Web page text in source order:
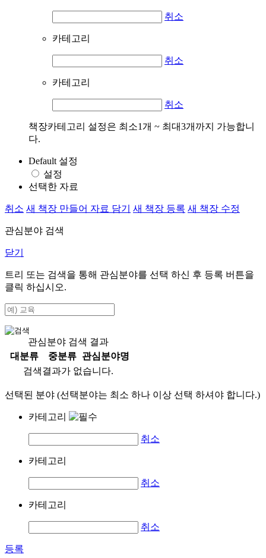
취소
카테고리
취소
카테고리
취소
책장카테고리 설정은 최소1개 ~ 최대3개까지 가능합니
다.
Default 설정
설정
선택한 자료
취소 새 책장 만들어 자료 담기 새 책장 등록 새 책장 수정
관심분야 검색
닫기
트리 또는 검색을 통해 관심분야를 선택 하신 후 등록 버튼을
클릭 하십시오.
관심분야 검색 결과
대분류
중분류
관심분야명
검색결과가 없습니다.
선택된 분야 (선택분야는 최소 하나 이상 선택 하셔야 합니다.)
카테고리
취소
카테고리
취소
카테고리
취소
등록